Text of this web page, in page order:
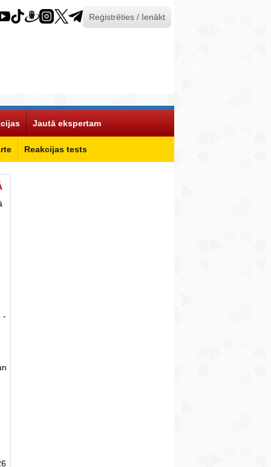
Reģistrēties / Ienākt
Reakcijas tests
Jautā ekspertam
-